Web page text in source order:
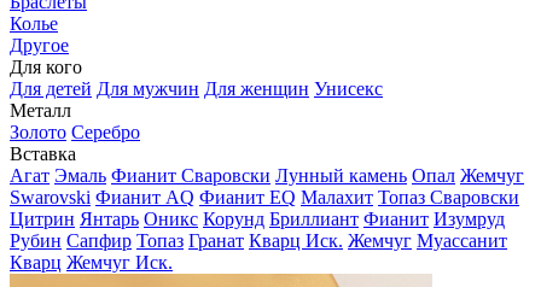
Колье
Другое
Для кого
Для детей Для мужчин Для женщин Унисекс
Металл
Золото Серебро
Вставка
Агат Эмаль Фианит Сваровски Лунный камень Опал Жемчуг
Swarovski Фианит AQ Фианит EQ Малахит Топаз Сваровски
Цитрин Янтарь Оникс Корунд Бриллиант Фианит Изумруд
Рубин Сапфир Топаз Гранат Кварц Иск. Жемчуг Муассанит
Кварц Жемчуг Иск.